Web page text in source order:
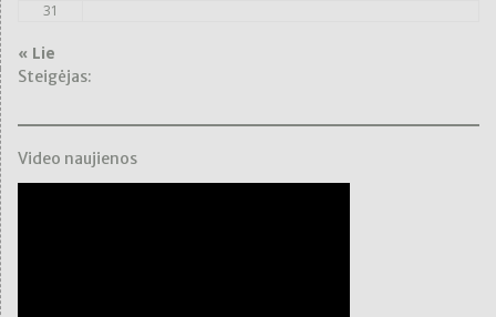
31
« Lie
Steigėjas:
Video naujienos